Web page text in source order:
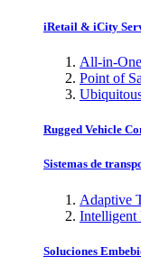
iRetail & iCity
All-in-
Point of
Rugged Vehicle
Sistemas de
Adaptive
Intelligent
Soluciones